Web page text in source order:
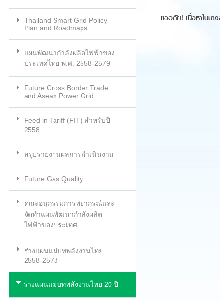
Thailand Smart Grid Policy
Plan and Roadmaps
แผนพัฒนากำลังผลิตไฟฟ้าของ
ประเทศไทย พ.ศ. 2558-2579
Future Cross Border Trade
and Asean Power Grid
Feed in Tariff (FIT) สำหรับปี
2558
สรุปรายงานผลการดำเนินงาน
Future Gas Quality
คณะอนุกรรมการพยากรณ์และ
จัดทำแผนพัฒนากำลังผลิต
ไฟฟ้าของประเทศ
ร่างแผนแม่บทพลังงานไทย
2558-2578
ร่างแผนแม่บทพลังงานไทย 20 ปี
ขออภัย! เนื้อหาในบา